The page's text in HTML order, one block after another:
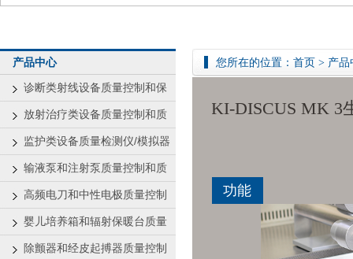
产品中心
诊断类射线设备质量控制和保
证
放射治疗类设备质量控制和质
量保证
监护类设备质量检测仪/模拟器
输液泵和注射泵质量控制和质
量保证
高频电刀和中性电极质量控制
和质量保证
婴儿培养箱和辐射保暖台质量
控制和质量保证
除颤器和经皮起搏器质量控制
您所在的位置： 首页 > 产品
KI-DISCUS MK 3
功能